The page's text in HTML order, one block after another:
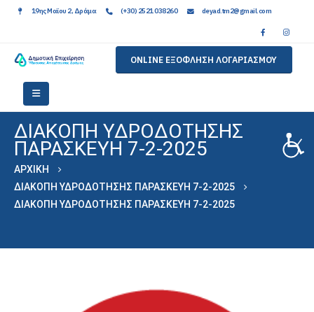
19ης Μαϊου 2, Δράμα (+30) 2521 038260 deyad.tm2@gmail.com
ONLINE ΕΞΟΦΛΗΣΗ ΛΟΓΑΡΙΑΣΜΟΥ
ΔΙΑΚΟΠΗ ΥΔΡΟΔΟΤΗΣΗΣ
ΠΑΡΑΣΚΕΥΗ 7-2-2025
ΑΡΧΙΚΉ
ΔΙΑΚΟΠΗ ΥΔΡΟΔΟΤΗΣΗΣ ΠΑΡΑΣΚΕΥΗ 7-2-2025
ΔΙΑΚΟΠΗ ΥΔΡΟΔΟΤΗΣΗΣ ΠΑΡΑΣΚΕΥΗ 7-2-2025